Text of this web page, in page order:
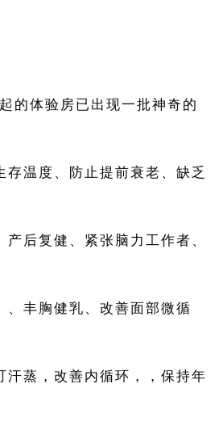
体验房已出现一批神奇的
温度、防止提前衰老、缺乏
后复健、紧张脑力工作者、
丰胸健乳、改善面部微循
蒸，改善内循环，，保持年